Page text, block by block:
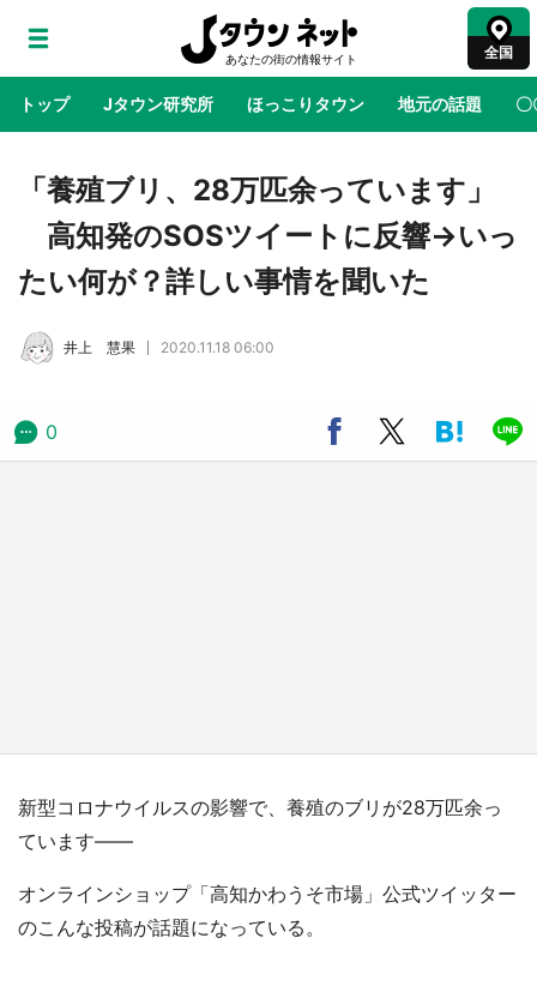
全国
トップ Jタウン研究所 ほっこりタウン 地元の話題 〇
地域×二次元 絶景 あの時はありがとう 物語がはじ
アニメ『はたらく細胞』と神奈川県の3度目コ
ラボ 作品の世界観通じて「小児がん」学べる
「養殖ブリ、28万匹余っています」
高知発のSOSツイートに反響→いっ
たい何が？詳しい事情を聞いた
井上 慧果 2020.11.18 06:00
0
新型コロナウイルスの影響で、養殖のブリが28万匹余っ
ています――
オンラインショップ「高知かわうそ市場」公式ツイッター
のこんな投稿が話題になっている。